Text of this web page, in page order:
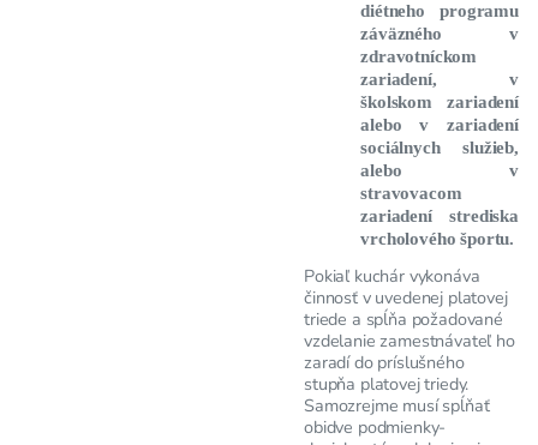
diétneho programu
záväzného v
zdravotníckom
zariadení, v
školskom zariadení
alebo v zariadení
sociálnych služieb,
alebo v
stravovacom
zariadení strediska
vrcholového športu.
Pokiaľ kuchár vykonáva
činnosť v uvedenej platovej
triede a spĺňa požadované
vzdelanie zamestnávateľ ho
zaradí do príslušného
stupňa platovej triedy.
Samozrejme musí spĺňať
obidve podmienky-